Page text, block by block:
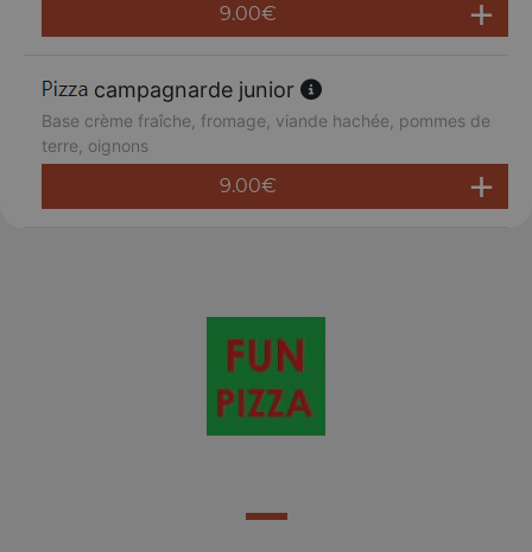
9.00€
campagnarde junior
Base crème fraîche, fromage, viande hachée, pommes de
terre, oignons
9.00€